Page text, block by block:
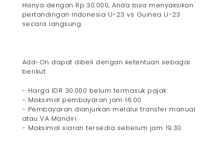
Hanya dengan Rp 30.000, Anda bisa menyaksikan
pertandingan Indonesia U-23 vs Guinea U-23
secara langsung.
Add-On dapat dibeli dengan ketentuan sebagai
berikut:
- Harga IDR 30.000 belum termasuk pajak
- Maksimal pembayaran jam 16.00
- Pembayaran dianjurkan melalui transfer manual
atau VA Mandiri
- Maksimal siaran tersedia sebelum jam 19.30